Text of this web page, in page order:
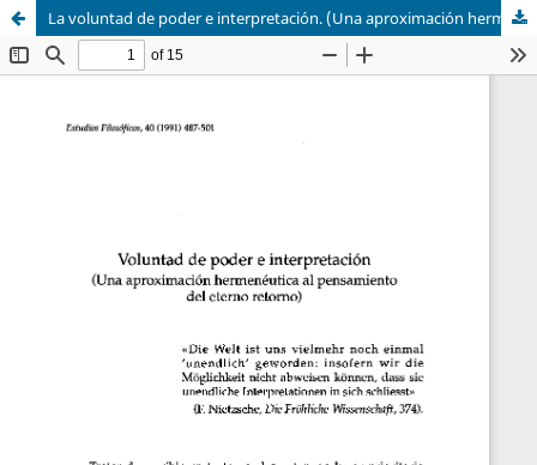
La voluntad de poder e interpretación. (Una aproximación hermenéutica al pensamiento del eterno retorno).